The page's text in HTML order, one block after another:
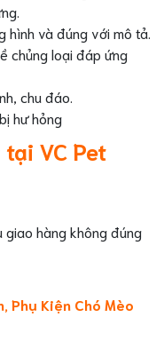
hình và đúng với mô tả.
chủng loại đáp ứng
chu đáo.
hư hỏng
VC Pet
giao hàng không đúng
Phụ Kiện Chó Mèo